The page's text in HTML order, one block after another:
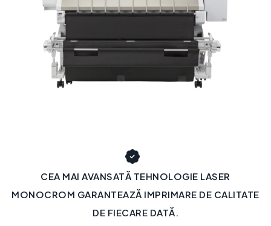
CEA MAI AVANSATĂ TEHNOLOGIE LASER
MONOCROM GARANTEAZĂ IMPRIMARE DE CALITATE
DE FIECARE DATĂ.